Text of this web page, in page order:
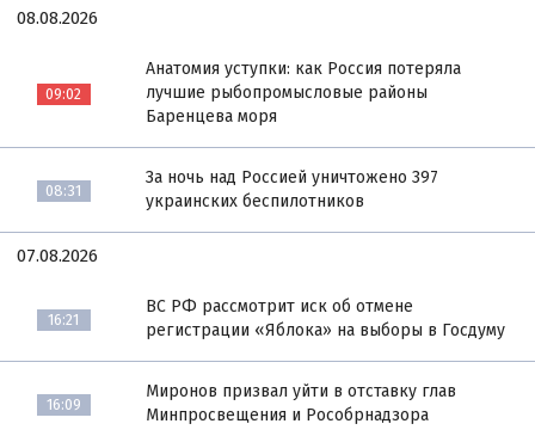
08.08.2026
09:02
Анатомия уступки: как Россия потеряла
лучшие рыбопромысловые районы
Баренцева моря
08:31
За ночь над Россией уничтожено 397
украинских беспилотников
07.08.2026
16:21
ВС РФ рассмотрит иск об отмене
регистрации «Яблока» на выборы в Госдуму
16:09
Миронов призвал уйти в отставку глав
Минпросвещения и Рособрнадзора